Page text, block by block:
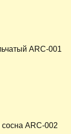
ARC-001
ARC-002